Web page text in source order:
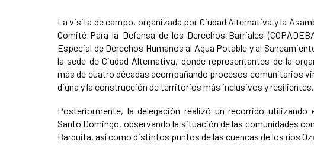
News content
La visita de campo, organizada por Ciudad Alternativa y la
Comité Para la Defensa de los Derechos Barriales
Especial de Derechos Humanos al Agua Potable y al
la sede de Ciudad Alternativa, donde representantes de la
más de cuatro décadas acompañando procesos comunitarios
digna y la construcción de territorios más inclusivos y resilientes.
Posteriormente, la delegación realizó un recorrido
Santo Domingo, observando la situación de las comunidades
Barquita, así como distintos puntos de las cuencas de los ríos